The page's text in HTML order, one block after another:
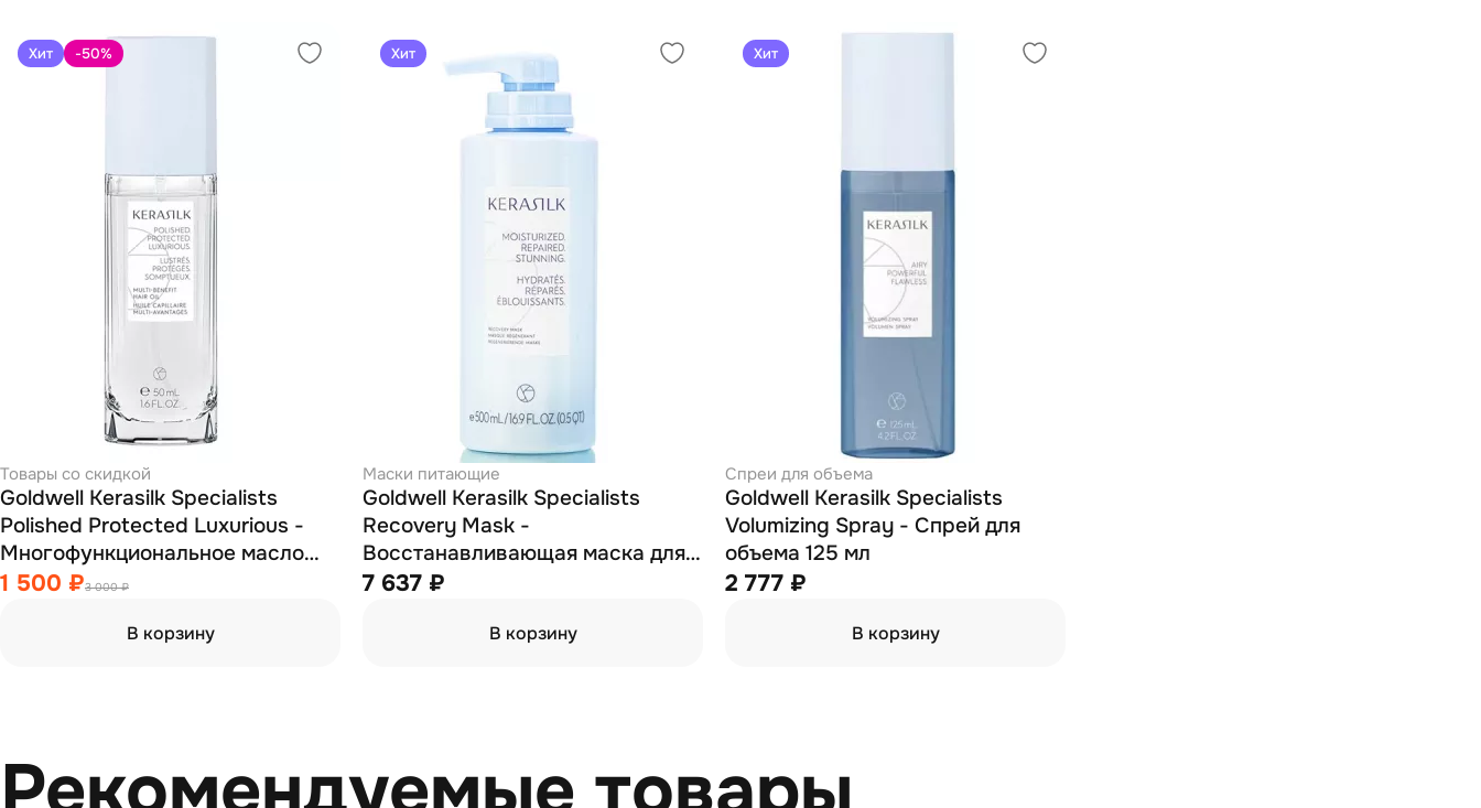
Хит -50%
Товары со скидкой
Goldwell Kerasilk Specialists
Polished Protected Luxurious -
Многофункциональное масло
для волос 50 мл
1 500 ₽3 000 ₽
В корзину
Хит
Маски питающие
Goldwell Kerasilk Specialists
Recovery Mask -
Восстанавливающая маска для
волос 500 мл
7 637 ₽
В корзину
Хит
Спреи для объема
Goldwell Kerasilk Specialists
Volumizing Spray - Спрей для
объема 125 мл
2 777 ₽
В корзину